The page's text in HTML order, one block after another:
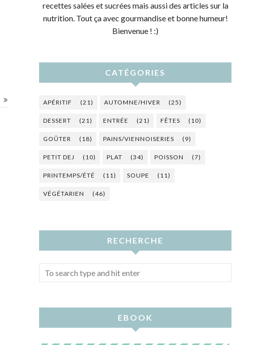
recettes salées et sucrées mais aussi des articles sur la
nutrition. Tout ça avec gourmandise et bonne humeur!
Bienvenue ! :)
CATÉGORIES
APÉRITIF (21) AUTOMNE/HIVER (25)
DESSERT (21) ENTRÉE (21) FÊTES (10)
GOÛTER (18) PAINS/VIENNOISERIES (9)
PETIT DEJ (10) PLAT (34) POISSON (7)
PRINTEMPS/ÉTÉ (11) SOUPE (11)
VÉGÉTARIEN (46)
RECHERCHE
EBOOK